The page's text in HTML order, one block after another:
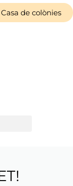
Casa de colònies